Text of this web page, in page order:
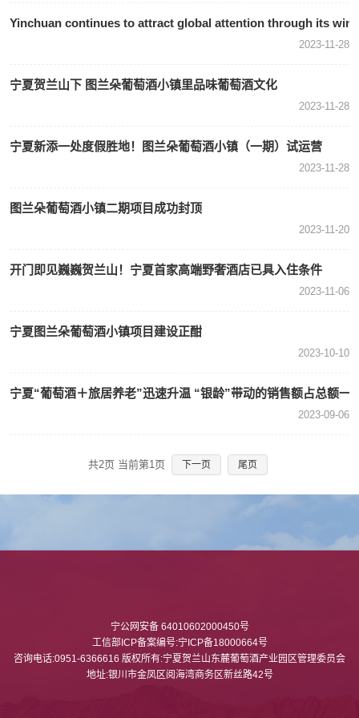
Yinchuan continues to attract global attention through its wine
2023-11-28
宁夏贺兰山下 图兰朵葡萄酒小镇里品味葡萄酒文化
2023-11-28
宁夏新添一处度假胜地！图兰朵葡萄酒小镇（一期）试运营
2023-11-28
图兰朵葡萄酒小镇二期项目成功封顶
2023-11-20
开门即见巍巍贺兰山！宁夏首家高端野奢酒店已具入住条件
2023-11-06
宁夏图兰朵葡萄酒小镇项目建设正酣
2023-10-10
宁夏“葡萄酒＋旅居养老”迅速升温 “银龄”带动的销售额占总额一
2023-09-06
共2页 当前第1页 下一页 尾页
宁公网安备 64010602000450号
工信部ICP备案编号:宁ICP备18000664号
咨询电话:0951-6366616 版权所有:宁夏贺兰山东麓葡萄酒产业园区管理委员会
地址:银川市金凤区阅海湾商务区新丝路42号